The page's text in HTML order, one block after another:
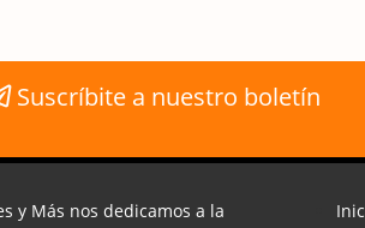
Suscríbite a nuestro boletín
y Más nos dedicamos a la